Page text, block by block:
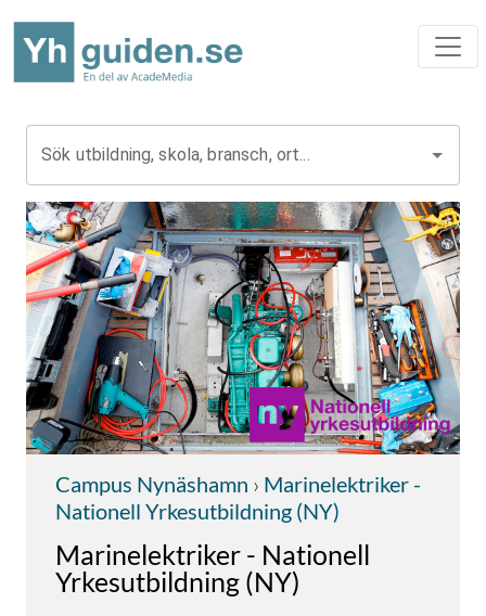
Sök utbildning, skola, bransch, ort...
Campus Nynäshamn › Marinelektriker -
Nationell Yrkesutbildning (NY)
Marinelektriker - Nationell
Yrkesutbildning (NY)